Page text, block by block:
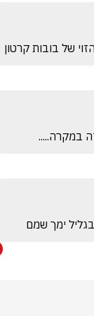
של בובות קרטון
במקרה.....
ימך שמם